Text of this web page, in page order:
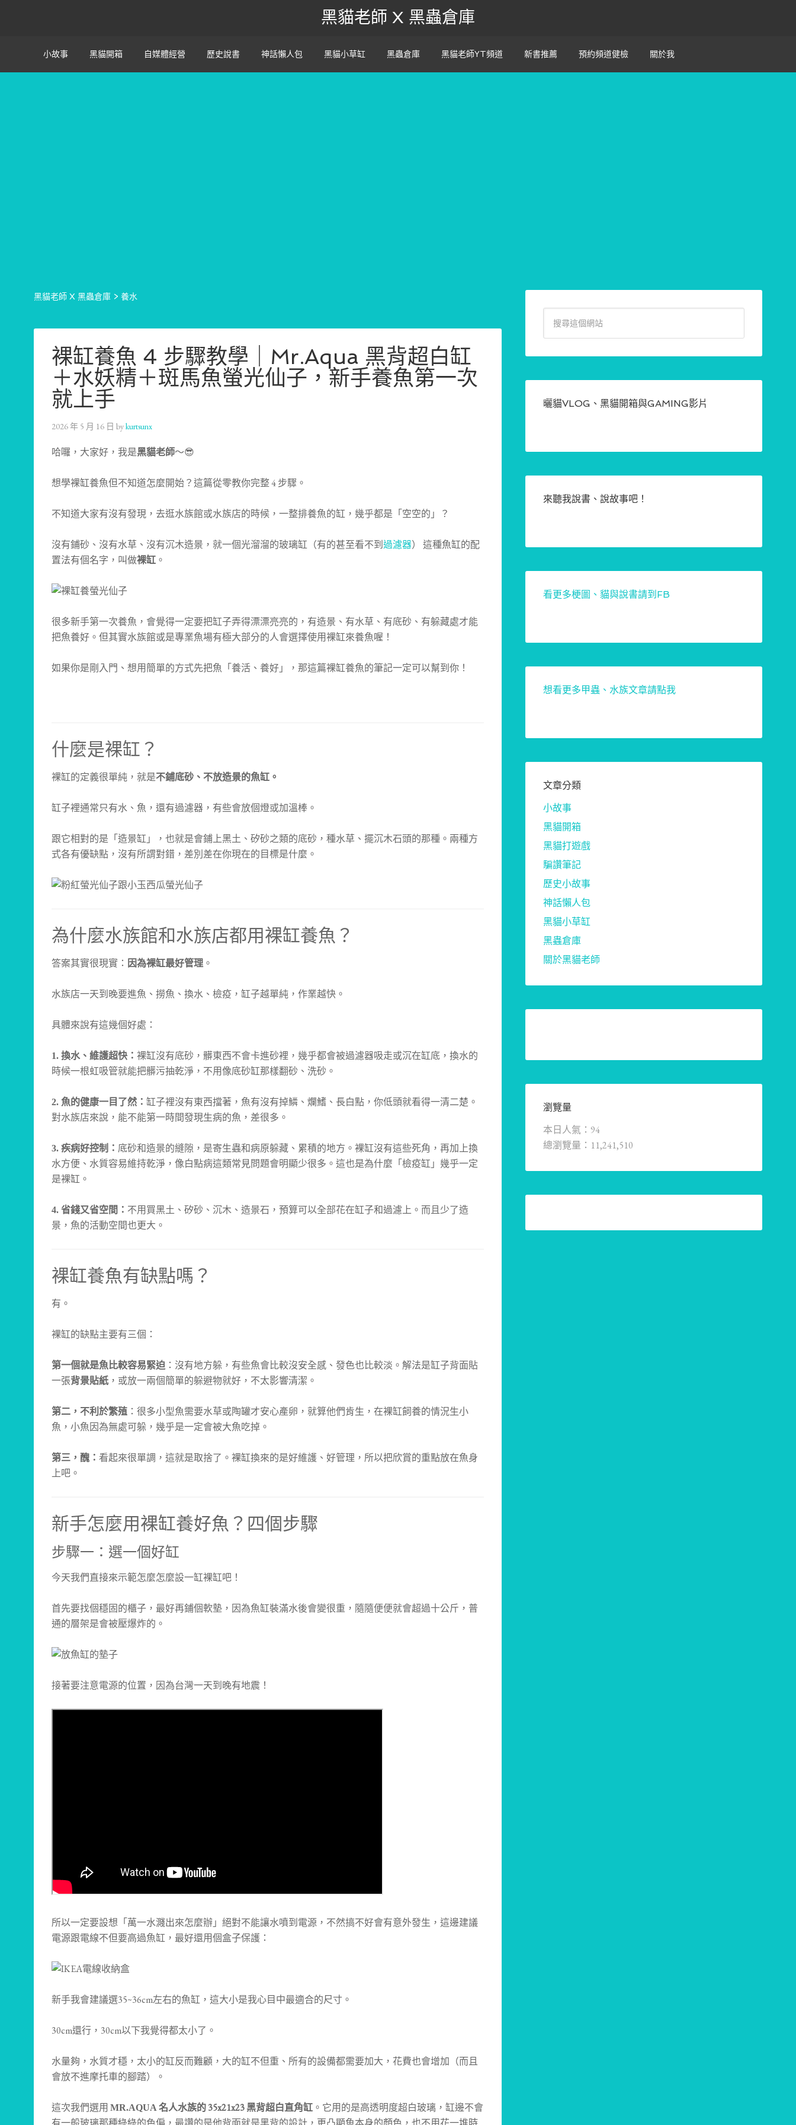
黑貓老師 X 黑蟲倉庫
小故事 黑貓開箱 自媒體經營 歷史說書 神話懶人包 黑貓小草缸 黑蟲倉庫 黑貓老師YT頻道 新書推薦 預約頻道健檢 關於我
黑貓老師 X 黑蟲倉庫 > 養水
裸缸養魚 4 步驟教學｜Mr.Aqua 黑背超白缸
＋水妖精＋斑馬魚螢光仙子，新手養魚第一次
就上手
2026 年 5 月 16 日 bykurtsunx
哈囉，大家好，我是黑貓老師～😎
想學裸缸養魚但不知道怎麼開始？這篇從零教你完整 4 步驟。
不知道大家有沒有發現，去逛水族館或水族店的時候，一整排養魚的缸，幾乎都是「空空的」？
沒有鋪砂、沒有水草、沒有沉木造景，就一個光溜溜的玻璃缸（有的甚至看不到過濾器） 這種魚缸的配
置法有個名字，叫做裸缸 。
很多新手第一次養魚，會覺得一定要把缸子弄得漂漂亮亮的，有造景、有水草、有底砂、有躲藏處才能
把魚養好。但其實水族館或是專業魚場有極大部分的人會選擇使用裸缸來養魚喔！
如果你是剛入門、想用簡單的方式先把魚「養活、養好」，那這篇裸缸養魚的筆記一定可以幫到你！
什麼是裸缸？
裸缸的定義很單純，就是不鋪底砂、不放造景的魚缸。
缸子裡通常只有水、魚，還有過濾器，有些會放個燈或加溫棒。
跟它相對的是「造景缸」，也就是會鋪上黑土、矽砂之類的底砂，種水草、擺沉木石頭的那種。兩種方
式各有優缺點，沒有所謂對錯，差別差在你現在的目標是什麼。
為什麼水族館和水族店都用裸缸養魚？
答案其實很現實： 因為裸缸最好管理 。
水族店一天到晚要進魚、撈魚、換水、檢疫，缸子越單純，作業越快。
具體來說有這幾個好處：
1. 換水、維護超快： 裸缸沒有底砂，髒東西不會卡進砂裡，幾乎都會被過濾器吸走或沉在缸底，換水的
時候一根虹吸管就能把髒污抽乾淨，不用像底砂缸那樣翻砂、洗砂。
2. 魚的健康一目了然： 缸子裡沒有東西擋著，魚有沒有掉鱗、爛鰭、長白點，你低頭就看得一清二楚。
對水族店來說，能不能第一時間發現生病的魚，差很多。
3. 疾病好控制： 底砂和造景的縫隙，是寄生蟲和病原躲藏、累積的地方。裸缸沒有這些死角，再加上換
水方便、水質容易維持乾淨，像白點病這類常見問題會明顯少很多。這也是為什麼「檢疫缸」幾乎一定
是裸缸。
4. 省錢又省空間： 不用買黑土、矽砂、沉木、造景石，預算可以全部花在缸子和過濾上。而且少了造
景，魚的活動空間也更大。
裸缸養魚有缺點嗎？
有。
裸缸的缺點主要有三個：
第一個就是魚比較容易緊迫 ：沒有地方躲，有些魚會比較沒安全感、發色也比較淡。解法是缸子背面貼
一張背景貼紙，或放一兩個簡單的躲避物就好，不太影響清潔。
第二，不利於繁殖 ：很多小型魚需要水草或陶罐才安心產卵，就算他們肯生，在裸缸飼養的情況生小
魚，小魚因為無處可躲，幾乎是一定會被大魚吃掉。
第三，醜： 看起來很單調，這就是取捨了。裸缸換來的是好維護、好管理，所以把欣賞的重點放在魚身
上吧。
新手怎麼用裸缸養好魚？四個步驟
步驟一：選一個好缸
今天我們直接來示範怎麼怎麼設一缸裸缸吧！
首先要找個穩固的櫃子，最好再鋪個軟墊，因為魚缸裝滿水後會變很重，隨隨便便就會超過十公斤，普
通的層架是會被壓爆炸的。
接著要注意電源的位置，因為台灣一天到晚有地震！
所以一定要設想「萬一水濺出來怎麼辦」絕對不能讓水噴到電源，不然搞不好會有意外發生，這邊建議
電源跟電線不但要高過魚缸，最好還用個盒子保護：
新手我會建議選35~36cm左右的魚缸，這大小是我心目中最適合的尺寸。
30cm還行，30cm以下我覺得都太小了。
水量夠，水質才穩，太小的缸反而難顧，大的缸不但重、所有的設備都需要加大，花費也會增加（而且
會放不進摩托車的腳踏）。
這次我們選用 MR.AQUA 名人水族的 35x21x23 黑背超白直角缸 。它用的是高透明度超白玻璃，缸邊不會
曬貓VLOG、黑貓開箱與GAMING影片
來聽我說書、說故事吧！
看更多梗圖、貓與說書請到FB
想看更多甲蟲、水族文章請點我
文章分類
小故事
黑貓開箱
黑貓打遊戲
騙讚筆記
歷史小故事
神話懶人包
黑貓小草缸
黑蟲倉庫
關於黑貓老師
瀏覽量
本日人氣：94
總瀏覽量：11,241,510